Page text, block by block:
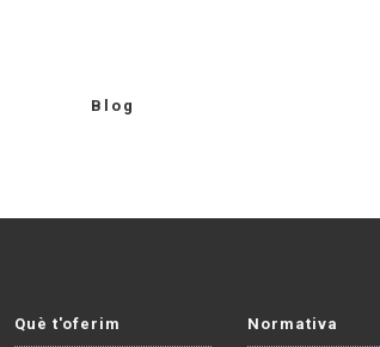
Blog
Què t'oferim Normativa